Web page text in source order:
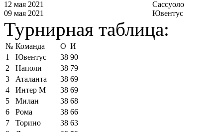
12 мая 2021
Сассуоло
09 мая 2021
Ювентус
Турнирная таблица:
№ Команда О И
1
Ювентус 38 90
2
Наполи 38 79
3
Аталанта 38 69
4
Интер М 38 69
5
Милан 38 68
6
Рома 38 66
7
Торино 38 63